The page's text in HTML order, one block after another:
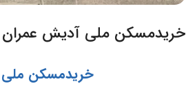
خریدمسکن ملی آدیش عمران
خریدمسکن ملی